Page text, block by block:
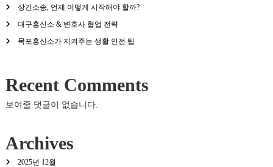
상간소송, 언제 어떻게 시작해야 할까?
대구흥신소 & 변호사 협업 전략
목포흥신소가 지켜주는 생활 안전 팁
Recent Comments
보여줄 댓글이 없습니다.
Archives
2025년 12월